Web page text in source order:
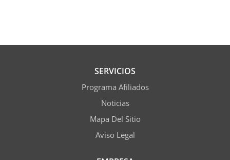
SERVICIOS
Programa Afiliados
Noticias
Mapa Del Sitio
Aviso Legal